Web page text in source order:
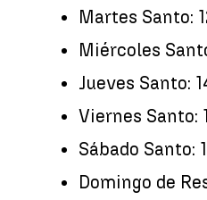
Martes Santo:
Miércoles
Jueves Santo:
Viernes Santo:
Sábado Santo:
Domingo de